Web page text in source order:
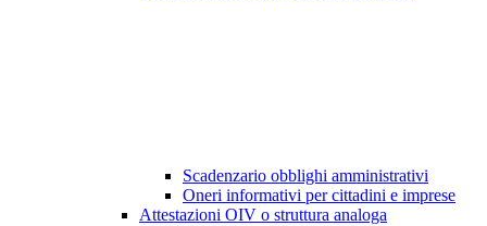
Scadenzario obblighi amministrativi
Oneri informativi per cittadini e imprese
Attestazioni OIV o struttura analoga